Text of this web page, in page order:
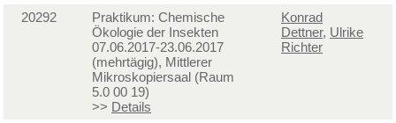
20292
Praktikum: Chemische
Ökologie der Insekten
07.06.2017-23.06.2017
(mehrtägig), Mittlerer
Mikroskopiersaal (Raum
5.0 00 19)
>> Details
Konrad
Dettner, Ulrike
Richter